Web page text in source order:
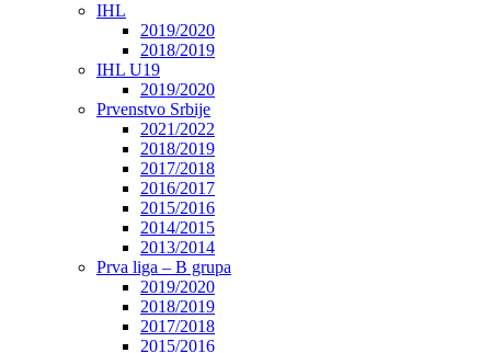
IHL
2019/2020
2018/2019
IHL U19
2019/2020
Prvenstvo Srbije
2021/2022
2018/2019
2017/2018
2016/2017
2015/2016
2014/2015
2013/2014
Prva liga – B grupa
2019/2020
2018/2019
2017/2018
2015/2016